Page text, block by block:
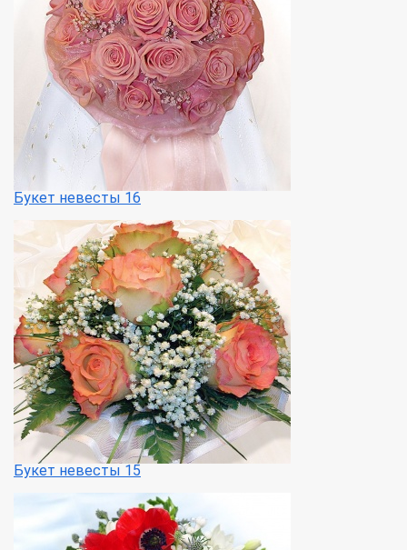
Букет невесты 16
Букет невесты 15